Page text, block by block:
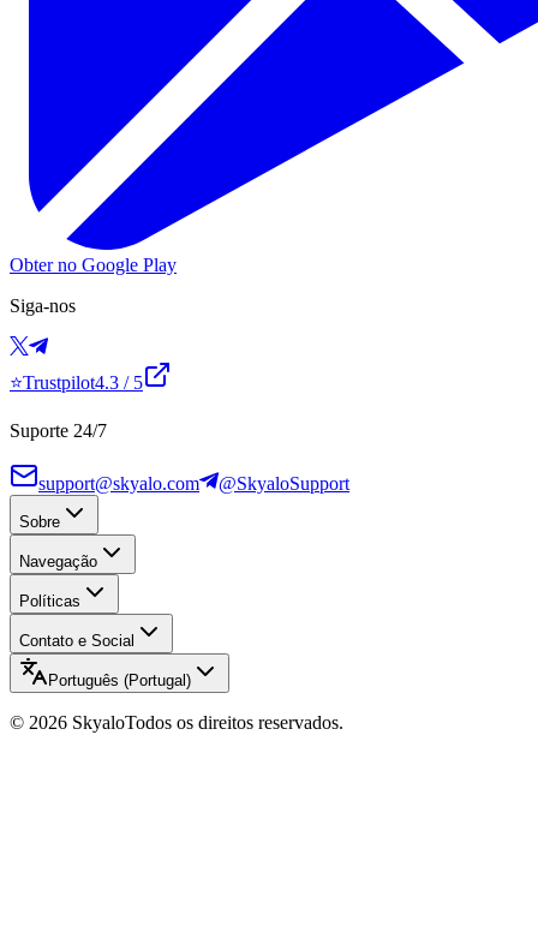
Obter no Google Play
Siga-nos
⭐Trustpilot4.3 / 5
Suporte 24/7
support@skyalo.com @SkyaloSupport
Sobre
Navegação
Políticas
Contato e Social
Português (Portugal)
© 2026 SkyaloTodos os direitos reservados.